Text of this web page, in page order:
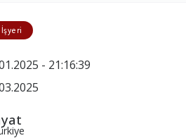
- 21:16:39